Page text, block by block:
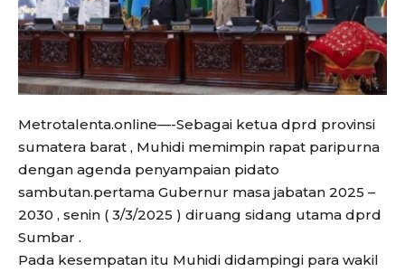
Metrotalenta.online—-Sebagai ketua dprd provinsi
sumatera barat , Muhidi memimpin rapat paripurna
dengan agenda penyampaian pidato
sambutan.pertama Gubernur masa jabatan 2025 –
2030 , senin ( 3/3/2025 ) diruang sidang utama dprd
Sumbar .
Pada kesempatan itu Muhidi didampingi para wakil